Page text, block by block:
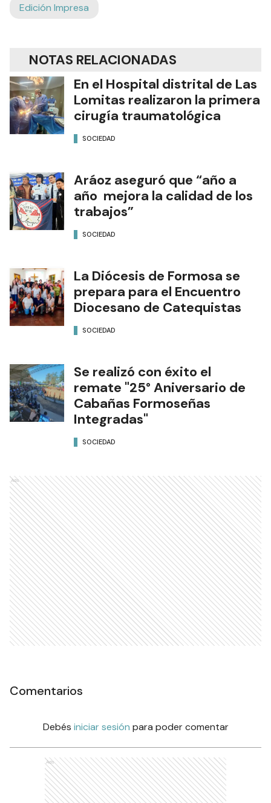
Edición Impresa
NOTAS RELACIONADAS
En el Hospital distrital de Las
Lomitas realizaron la primera
cirugía traumatológica
SOCIEDAD
Aráoz aseguró que “año a
año mejora la calidad de los
trabajos”
SOCIEDAD
La Diócesis de Formosa se
prepara para el Encuentro
Diocesano de Catequistas
SOCIEDAD
Se realizó con éxito el
remate "25° Aniversario de
Cabañas Formoseñas
Integradas"
SOCIEDAD
Ads
Comentarios
Debés iniciar sesión para poder comentar
Ads